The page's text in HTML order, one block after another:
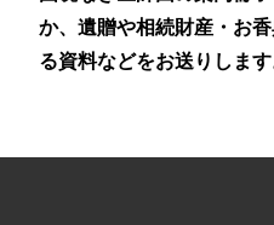
か、遺贈や相続財産・お
る資料などをお送りします